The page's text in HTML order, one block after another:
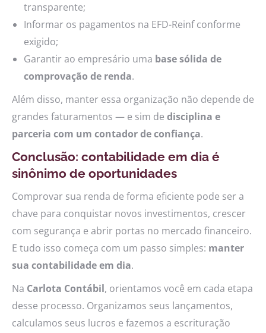
transparente;
Informar os pagamentos na EFD-Reinf conforme
exigido;
Garantir ao empresário uma base sólida de
comprovação de renda.
Além disso, manter essa organização não depende de
grandes faturamentos — e sim de disciplina e
parceria com um contador de confiança.
Conclusão: contabilidade em dia é
sinônimo de oportunidades
Comprovar sua renda de forma eficiente pode ser a
chave para conquistar novos investimentos, crescer
com segurança e abrir portas no mercado financeiro.
E tudo isso começa com um passo simples: manter
sua contabilidade em dia.
Na Carlota Contábil, orientamos você em cada etapa
desse processo. Organizamos seus lançamentos,
calculamos seus lucros e fazemos a escrituração